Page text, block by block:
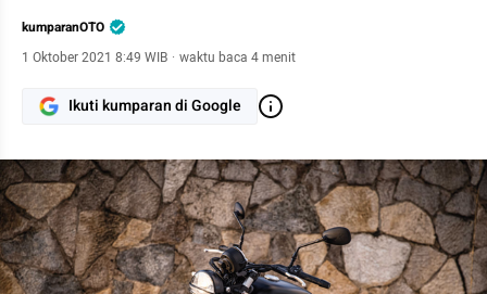
kumparanOTO
1 Oktober 2021 8:49 WIB · waktu baca 4 menit
Ikuti kumparan di Google